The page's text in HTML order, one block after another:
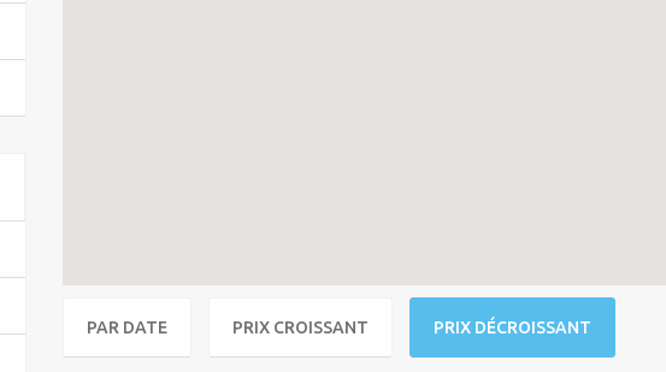
PAR DATE PRIX CROISSANT PRIX DÉCROISSANT